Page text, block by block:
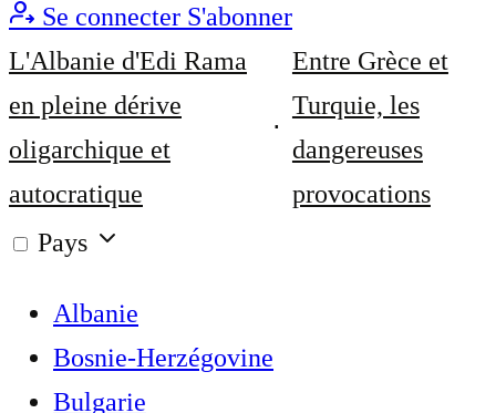
Se connecter S'abonner
L'Albanie d'Edi Rama
en pleine dérive
oligarchique et
autocratique
Entre Grèce et
Turquie, les
dangereuses
provocations
Pays
Albanie
Bosnie-Herzégovine
Bulgarie